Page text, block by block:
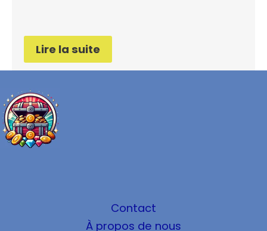
Lire la suite
Contact
À propos de nous